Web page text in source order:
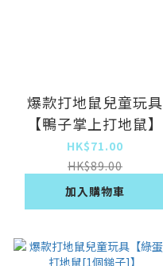
爆款打地鼠兒童玩具
【鴨子掌上打地鼠】
HK$71.00
HK$89.00
加入購物車